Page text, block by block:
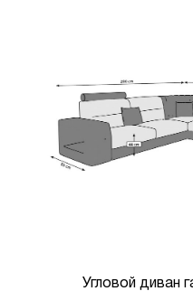
Угловой диван